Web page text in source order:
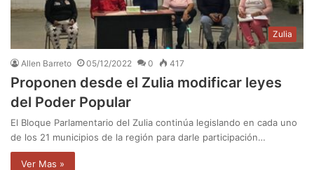
Zulia
Allen Barreto 05/12/2022 0 417
Proponen desde el Zulia modificar leyes
del Poder Popular
El Bloque Parlamentario del Zulia continúa legislando en cada uno
de los 21 municipios de la región para darle participación…
Ver Mas »